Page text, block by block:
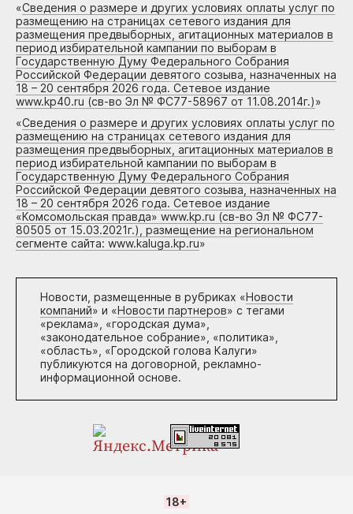
«Сведения о размере и других условиях оплаты услуг по
размещению на страницах сетевого издания для
размещения предвыборных, агитационных материалов в
период избирательной кампании по выборам в
Государственную Думу Федерального Собрания
Российской Федерации девятого созыва, назначенных на
18 – 20 сентября 2026 года. Сетевое издание
www.kp40.ru (св-во Эл № ФС77-58967 от 11.08.2014г.)»
«Сведения о размере и других условиях оплаты услуг по
размещению на страницах сетевого издания для
размещения предвыборных, агитационных материалов в
период избирательной кампании по выборам в
Государственную Думу Федерального Собрания
Российской Федерации девятого созыва, назначенных на
18 – 20 сентября 2026 года. Сетевое издание
«Комсомольская правда» www.kp.ru (св-во Эл № ФС77-
80505 от 15.03.2021г.), размещение на региональном
сегменте сайта: www.kaluga.kp.ru»
Новости, размещенные в рубриках «Новости
компаний» и «Новости партнеров» с тегами
«реклама», «городская дума»,
«законодательное собрание», «политика»,
«область», «Городской голова Калуги»
публикуются на договорной, рекламно-
информационной основе.
18+